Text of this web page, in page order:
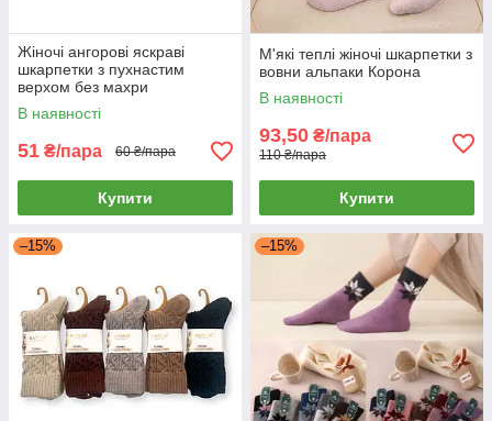
Жіночі ангорові яскраві
шкарпетки з пухнастим
верхом без махри
В наявності
51 ₴/пара 60 ₴/пара
Купити
М'які теплі жіночі шкарпетки з
вовни альпаки Корона
В наявності
93,50 ₴/пара
110 ₴/пара
Купити
–15% –15%